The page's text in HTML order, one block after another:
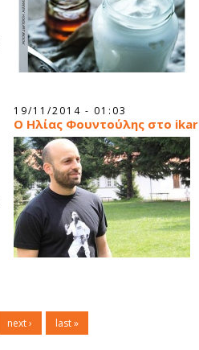
19/11/2014 - 01:03
Ο Ηλίας Φουντούλης στο
next › last »